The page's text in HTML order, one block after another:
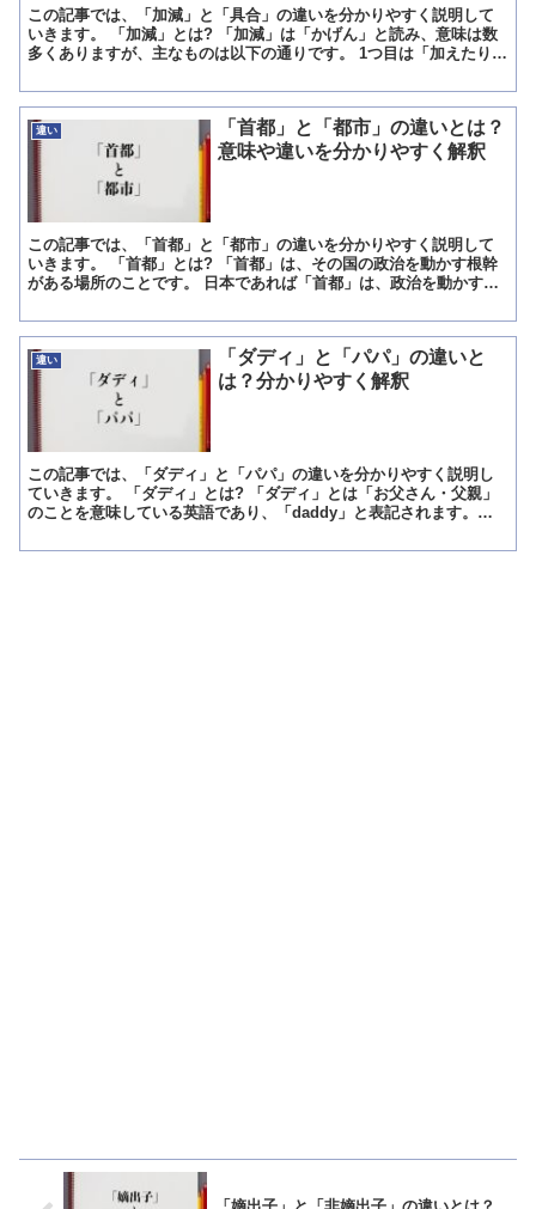
この記事では、「加減」と「具合」の違いを分かりやすく説明して
いきます。 「加減」とは? 「加減」は「かげん」と読み、意味は数
多くありますが、主なものは以下の通りです。 1つ目は「加えたり減
違い
「首都」と「都市」の違いとは？
意味や違いを分かりやすく解釈
この記事では、「首都」と「都市」の違いを分かりやすく説明して
いきます。 「首都」とは? 「首都」は、その国の政治を動かす根幹
がある場所のことです。 日本であれば「首都」は、政治を動かす国
違い
「ダディ」と「パパ」の違いと
は？分かりやすく解釈
この記事では、「ダディ」と「パパ」の違いを分かりやすく説明し
ていきます。 「ダディ」とは? 「ダディ」とは「お父さん・父親」
のことを意味している英語であり、「daddy」と表記されます。